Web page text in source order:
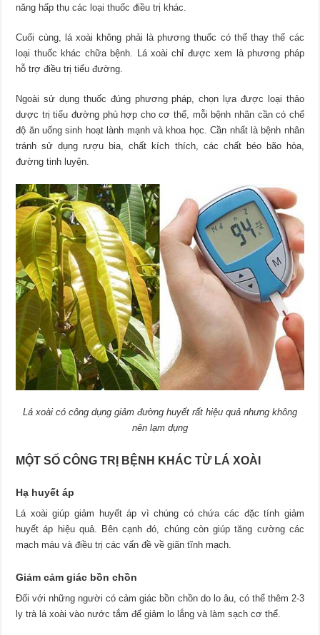
năng hấp thụ các loại thuốc điều trị khác.
Cuối cùng, lá xoài không phải là phương thuốc có thể thay thế các
loại thuốc khác chữa bệnh. Lá xoài chỉ được xem là phương pháp
hỗ trợ điều trị tiểu đường.
Ngoài sử dụng thuốc đúng phương pháp, chọn lựa được loại thảo
dược trị tiểu đường phù hợp cho cơ thể, mỗi bệnh nhân cần có chế
độ ăn uống sinh hoạt lành mạnh và khoa học. Cần nhất là bệnh nhân
tránh sử dụng rượu bia, chất kích thích, các chất béo bão hòa,
đường tinh luyện.
Lá xoài có công dụng giảm đường huyết rất hiệu quả nhưng không
nên lạm dụng
MỘT SỐ CÔNG TRỊ BỆNH KHÁC TỪ LÁ XOÀI
Hạ huyết áp
Lá xoài giúp giảm huyết áp vì chúng có chứa các đặc tính giảm
huyết áp hiệu quả. Bên cạnh đó, chúng còn giúp tăng cường các
mạch máu và điều trị các vấn đề về giãn tĩnh mạch.
Giảm cảm giác bồn chồn
Đối với những người có cảm giác bồn chồn do lo âu, có thể thêm 2-3
ly trà lá xoài vào nước tắm để giảm lo lắng và làm sạch cơ thể.